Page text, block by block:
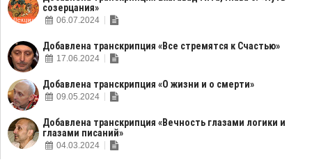
созерцания»
06.07.2024
Добавлена транскрипция «Все стремятся к Счастью»
17.06.2024
Добавлена транскрипция «О жизни и о смерти»
09.05.2024
Добавлена транскрипция «Вечность глазами логики и
глазами писаний»
04.03.2024